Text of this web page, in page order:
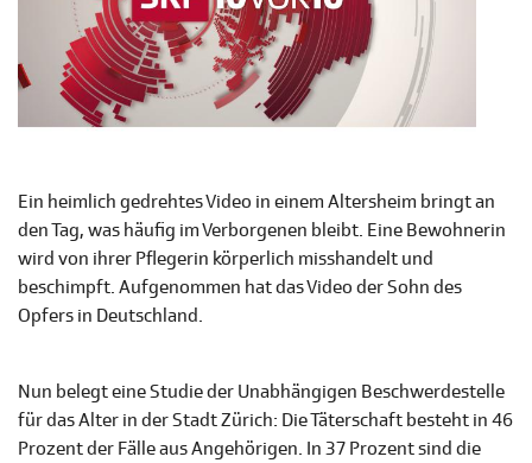
Ein heimlich gedrehtes Video in einem Altersheim bringt an
den Tag, was häufig im Verborgenen bleibt. Eine Bewohnerin
wird von ihrer Pflegerin körperlich misshandelt und
beschimpft. Aufgenommen hat das Video der Sohn des
Opfers in Deutschland.
Nun belegt eine Studie der Unabhängigen Beschwerdestelle
für das Alter in der Stadt Zürich: Die Täterschaft besteht in 46
Prozent der Fälle aus Angehörigen. In 37 Prozent sind die